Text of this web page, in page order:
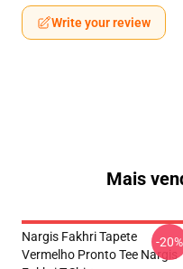
Write your review
Mais
Nargis Fakhri Tapete
Vermelho Pronto Tee Nargis
-20%